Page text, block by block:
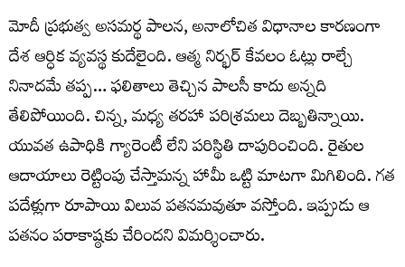
మోదీ ప్రభుత్వ అసమర్థ పాలన, అనాలోచిత విధానాల కారణంగా
దేశ ఆర్ధిక వ్యవస్థ కుదేలైంది. ఆత్మ నిర్భర్ కేవలం ఓట్లు రాల్చే
నినాదమే తప్ప… ఫలితాలు తెచ్చిన పాలసీ కాదు అన్నది
తేలిపోయింది. చిన్న, మధ్య తరహా పరిశ్రమలు దెబ్బతిన్నాయి.
యువత ఉపాధికి గ్యారెంటీ లేని పరిస్థితి దాపురించింది. రైతుల
ఆదాయాలు రెట్టింపు చేస్తామన్న హామీ ఒట్టి మాటగా మిగిలింది. గత
పదేళ్లుగా రూపాయి విలువ పతనమవుతూ వస్తోంది. ఇప్పుడు ఆ
పతనం పరాకాష్ఠకు చేరిందని విమర్శించారు.